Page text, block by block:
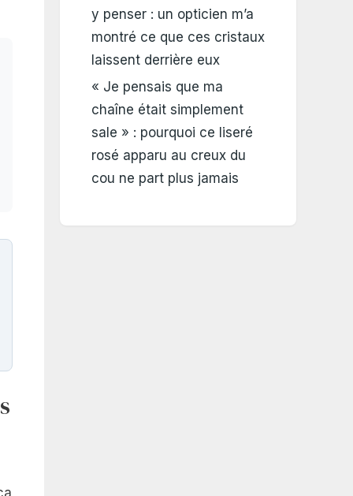
y penser : un opticien m’a
montré ce que ces cristaux
laissent derrière eux
« Je pensais que ma
chaîne était simplement
sale » : pourquoi ce liseré
rosé apparu au creux du
cou ne part plus jamais